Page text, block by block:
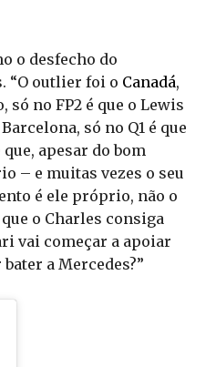
o desfecho do
“O outlier foi o Canadá,
só no FP2 é que o Lewis
só no Q1 é que
apesar do bom
– e muitas vezes o seu
é ele próprio, não o
o Charles consiga
vai começar a apoiar
a Mercedes?”